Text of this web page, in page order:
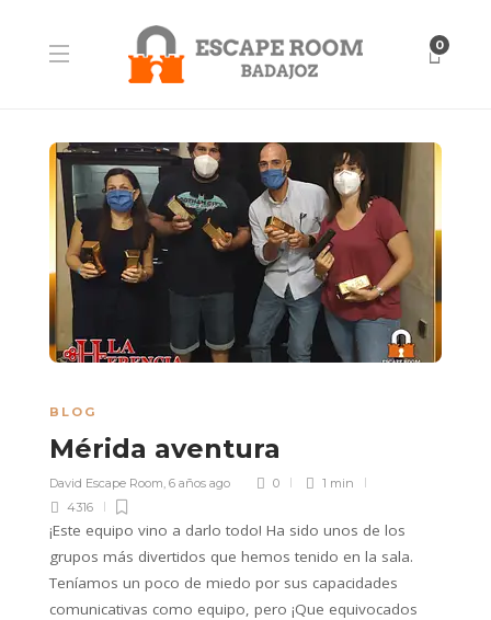
0
BLOG
Mérida aventura
David Escape Room, 6 años ago 0
1 min
4316
¡Este equipo vino a darlo todo! Ha sido unos de los
grupos más divertidos que hemos tenido en la sala.
Teníamos un poco de miedo por sus capacidades
comunicativas como equipo, pero ¡Que equivocados